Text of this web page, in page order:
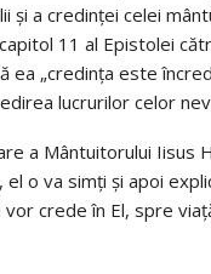
și a credinței celei
11 al Epistolei
ea „credința este
lucrurilor celor
a Mântuitorului Iisus
el o va simți și apoi
crede în El, spre